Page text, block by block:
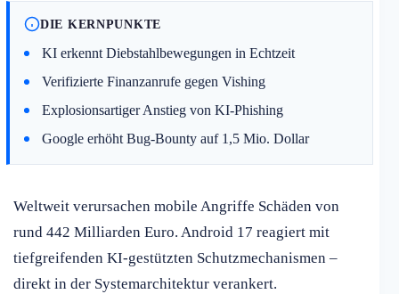
DIE KERNPUNKTE
KI erkennt Diebstahlbewegungen in Echtzeit
Verifizierte Finanzanrufe gegen Vishing
Explosionsartiger Anstieg von KI-Phishing
Google erhöht Bug-Bounty auf 1,5 Mio. Dollar
Weltweit verursachen mobile Angriffe Schäden von
rund 442 Milliarden Euro. Android 17 reagiert mit
tiefgreifenden KI-gestützten Schutzmechanismen –
direkt in der Systemarchitektur verankert.